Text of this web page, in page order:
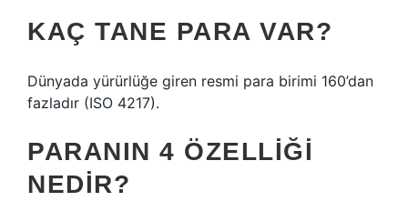
KAÇ TANE PARA VAR?
Dünyada yürürlüğe giren resmi para birimi 160’dan
fazladır (ISO 4217).
PARANIN 4 ÖZELLIĞI
NEDIR?